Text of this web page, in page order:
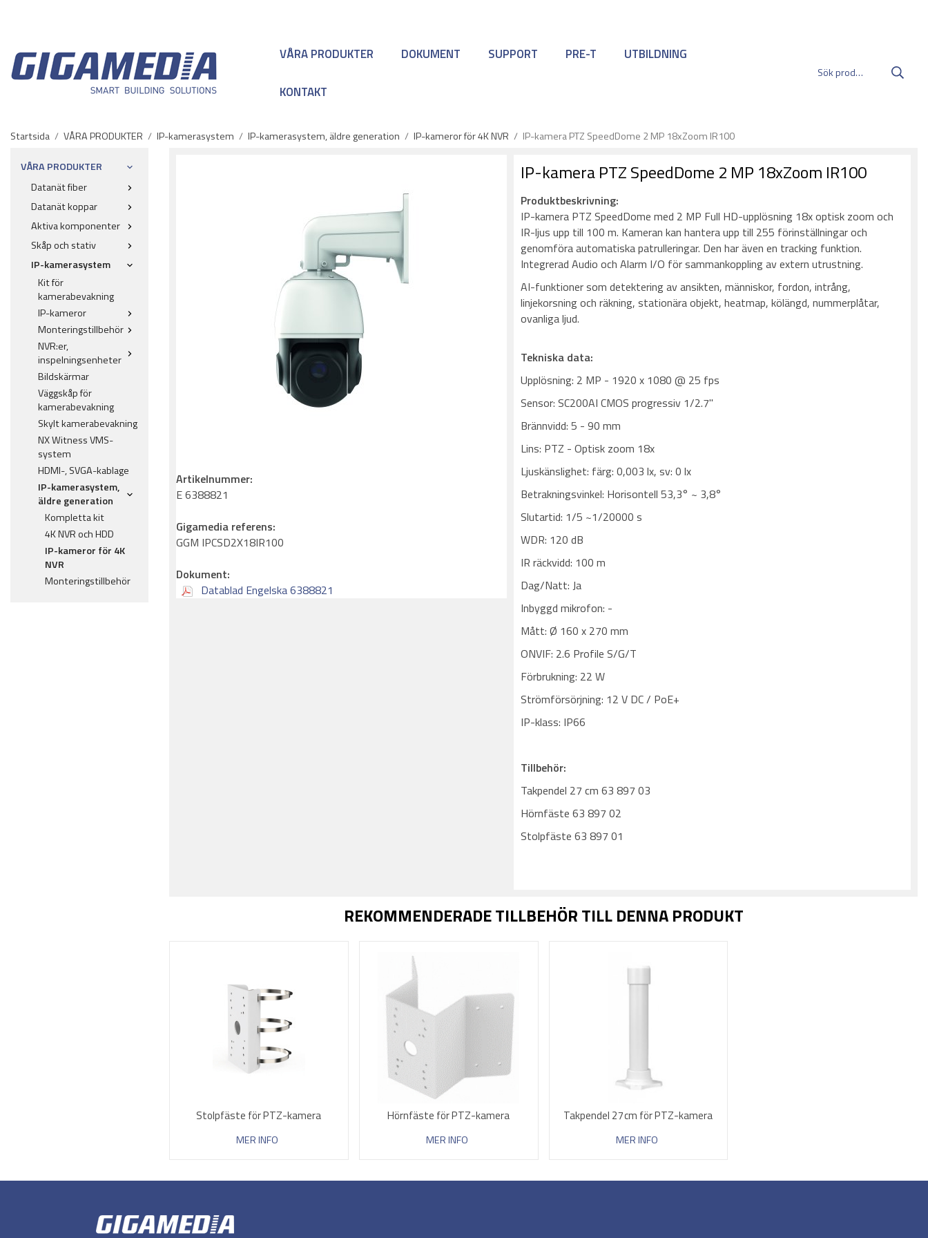
VÅRA PRODUKTER DOKUMENT SUPPORT PRE-T UTBILDNING
KONTAKT
Startsida / VÅRA PRODUKTER / IP-kamerasystem / IP-kamerasystem, äldre generation / IP-kameror för 4K NVR / IP-kamera PTZ SpeedDome 2 MP 18xZoom IR100
VÅRA PRODUKTER
Datanät fiber
Datanät koppar
Aktiva komponenter
Skåp och stativ
IP-kamerasystem
Kit för
kamerabevakning
IP-kameror
Monteringstillbehör
NVR:er,
inspelningsenheter
Bildskärmar
Väggskåp för
kamerabevakning
Skylt kamerabevakning
NX Witness VMS-
system
HDMI-, SVGA-kablage
IP-kamerasystem,
äldre generation
Kompletta kit
4K NVR och HDD
IP-kameror för 4K
NVR
Monteringstillbehör
IP-kamera PTZ SpeedDome 2 MP 18xZoom IR100
Produktbeskrivning:
IP-kamera PTZ SpeedDome med 2 MP Full HD-upplösning 18x optisk zoom och
IR-ljus upp till 100 m. Kameran kan hantera upp till 255 förinställningar och
genomföra automatiska patrulleringar. Den har även en tracking funktion.
Integrerad Audio och Alarm I/O för sammankoppling av extern utrustning.
AI-funktioner som detektering av ansikten, människor, fordon, intrång,
linjekorsning och räkning, stationära objekt, heatmap, kölängd, nummerplåtar,
ovanliga ljud.
Tekniska data:
Upplösning: 2 MP - 1920 x 1080 @ 25 fps
Sensor: SC200AI CMOS progressiv 1/2.7''
Brännvidd: 5 - 90 mm
Lins: PTZ - Optisk zoom 18x
Ljuskänslighet: färg: 0,003 lx, sv: 0 lx
Betrakningsvinkel: Horisontell 53,3° ~ 3,8°
Slutartid: 1/5 ~1/20000 s
WDR: 120 dB
IR räckvidd: 100 m
Dag/Natt: Ja
Inbyggd mikrofon: -
Mått: Ø 160 x 270 mm
ONVIF: 2.6 Profile S/G/T
Förbrukning: 22 W
Strömförsörjning: 12 V DC / PoE+
IP-klass: IP66
Tillbehör:
Takpendel 27 cm 63 897 03
Hörnfäste 63 897 02
Stolpfäste 63 897 01
Artikelnummer:
E 6388821
Gigamedia referens:
GGM IPCSD2X18IR100
Dokument:
Datablad Engelska 6388821
REKOMMENDERADE TILLBEHÖR TILL DENNA PRODUKT
Stolpfäste för PTZ-kamera
MER INFO
Hörnfäste för PTZ-kamera
MER INFO
Takpendel 27cm för PTZ-kamera
MER INFO